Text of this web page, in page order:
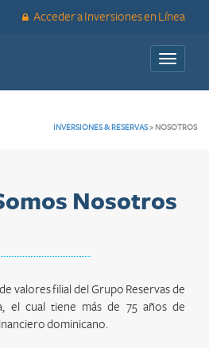
Acceder a Inversiones en Línea
Toggle
INVERSIONES & RESERVAS> NOSOTROS
Nosotros
valores filial del Grupo Reservas de
el cual tiene más de 75 años de
dominicano.